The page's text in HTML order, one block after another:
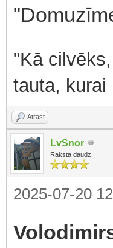
"Kā
tauta, kurai
Atrast
LvSnor
Raksta daudz
2025-07-20